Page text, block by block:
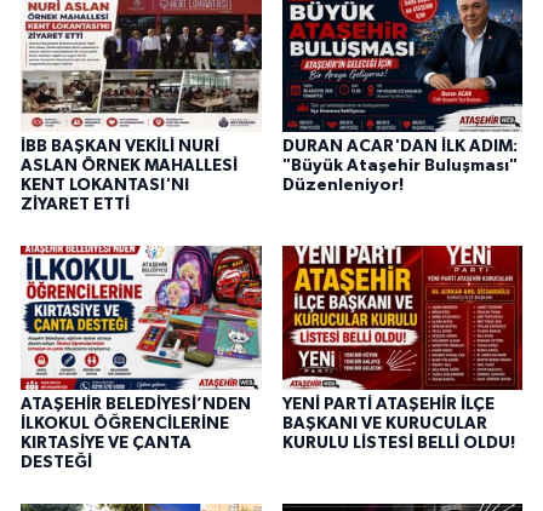
İBB BAŞKAN VEKİLİ NURİ
ASLAN ÖRNEK MAHALLESİ
KENT LOKANTASI'NI
ZİYARET ETTİ
DURAN ACAR'DAN İLK ADIM:
"Büyük Ataşehir Buluşması"
Düzenleniyor!
ATAŞEHİR BELEDİYESİ’NDEN
İLKOKUL ÖĞRENCİLERİNE
KIRTASİYE VE ÇANTA
DESTEĞİ
YENİ PARTİ ATAŞEHİR İLÇE
BAŞKANI VE KURUCULAR
KURULU LİSTESİ BELLİ OLDU!